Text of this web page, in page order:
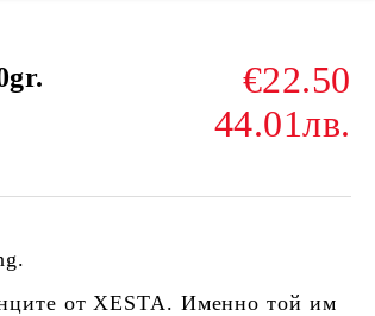
€22.50
44.01лв.
от XESTA. Именно той им